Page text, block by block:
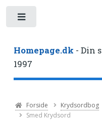
Homepage.dk - Din
1997
Forside Krydsordbog
Smed Krydsord